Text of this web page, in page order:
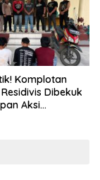
Komplotan
Dibekuk
Aksi